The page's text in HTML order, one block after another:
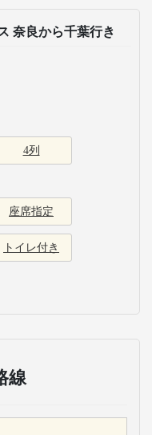
奈良から千葉行き
4列
座席指定
トイレ付き
線